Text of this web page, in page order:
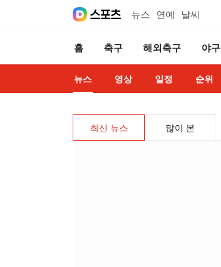
뉴스 연예 날씨
홈 축구 해외축구 야구
뉴스 영상 일정 순위
최신 뉴스 많이 본